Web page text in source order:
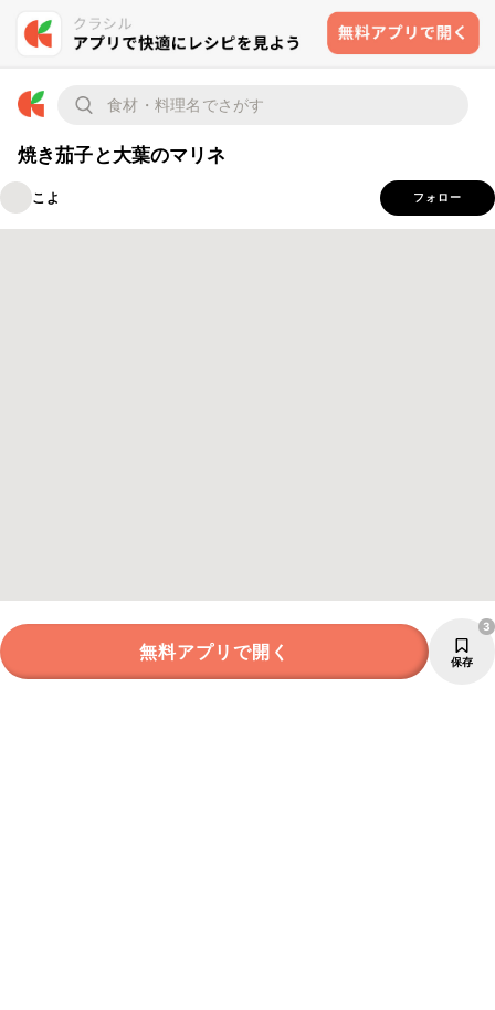
焼き茄子と大葉のマリネ
こよ フォロー
無料アプリで開く 保存
3